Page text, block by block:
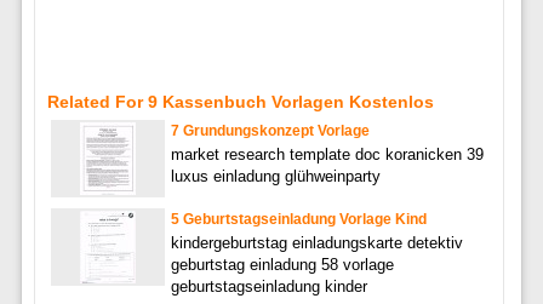
Related For 9 Kassenbuch Vorlagen Kostenlos
7 Grundungskonzept Vorlage
market research template doc koranicken 39
luxus einladung glühweinparty
5 Geburtstagseinladung Vorlage Kind
kindergeburtstag einladungskarte detektiv
geburtstag einladung 58 vorlage
geburtstagseinladung kinder